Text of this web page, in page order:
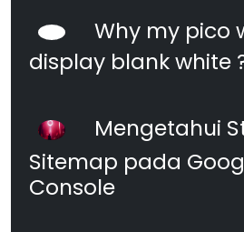
Why my pico
display blank white
Mengetahui
Sitemap pada
Console